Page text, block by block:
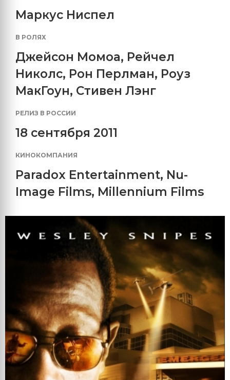
Маркус Ниспел
В РОЛЯХ
Джейсон Момоа, Рейчел
Николс, Рон Перлман, Роуз
МакГоун, Стивен Лэнг
РЕЛИЗ В РОССИИ
18 сентября 2011
КИНОКОМПАНИЯ
Paradox Entertainment, Nu-
Image Films, Millennium Films